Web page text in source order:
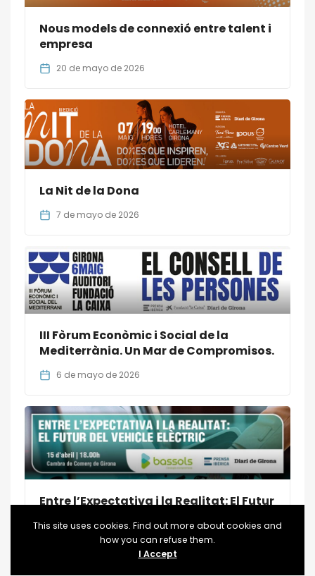
Nous models de connexió entre talent i
empresa
20 de mayo de 2026
La Nit de la Dona
7 de mayo de 2026
III Fòrum Econòmic i Social de la
Mediterrània. Un Mar de Compromisos.
6 de mayo de 2026
Entre l’Expectativa i la Realitat: El Futur
15 de abril de 2026
This site uses cookies. Find out more about cookies and
how you can refuse them.
I Accept